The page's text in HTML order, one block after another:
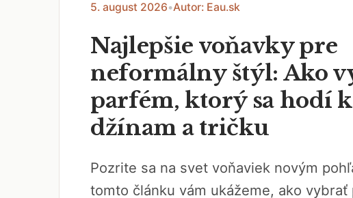
5. august 2026•Autor: Eau.sk
Najlepšie voňavky pre
neformálny štýl: Ako
parfém, ktorý sa hodí k
džínam a tričku
Pozrite sa na svet voňaviek novým
tomto článku vám ukážeme, ako vybrať